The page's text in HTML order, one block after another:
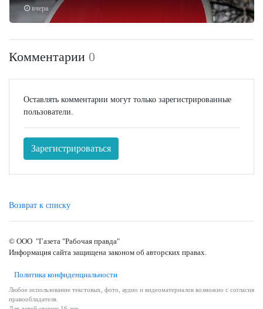
вчера
Комментарии 0
Оставлять комментарии могут только зарегистрированные
пользователи.
Зарегистрироваться
Возврат к списку
© ООО "Газета "Рабочая правда"
Информация сайта защищена законом об авторских правах.
Политика конфиденциальности
Любое использование текстовых, фото, аудио и видеоматериалов возможно с согласия
правообладателя.